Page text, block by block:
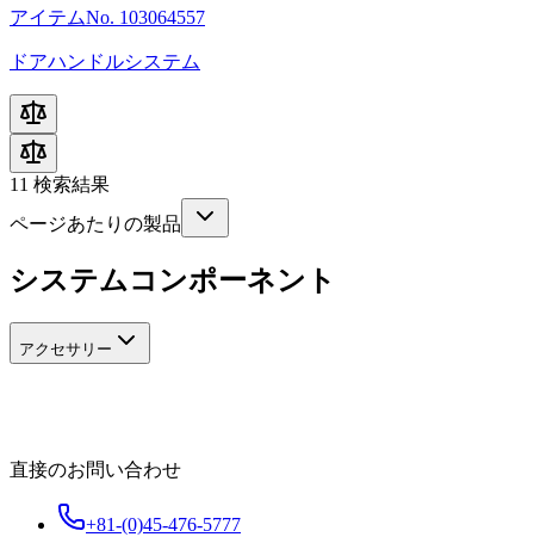
アイテムNo. 103064557
ドアハンドルシステム
11 検索結果
ページあたりの製品
システムコンポーネント
アクセサリー
直接のお問い合わせ
+81-(0)45-476-5777